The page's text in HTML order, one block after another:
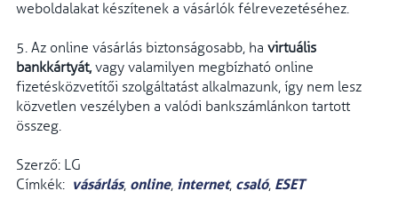
weboldalakat készítenek a vásárlók félrevezetéséhez.
5. Az online vásárlás biztonságosabb, ha virtuális
bankkártyát, vagy valamilyen megbízható online
fizetésközvetítői szolgáltatást alkalmazunk, így nem lesz
közvetlen veszélyben a valódi bankszámlánkon tartott
összeg.
Szerző: LG
Címkék: vásárlás, online, internet, csaló, ESET